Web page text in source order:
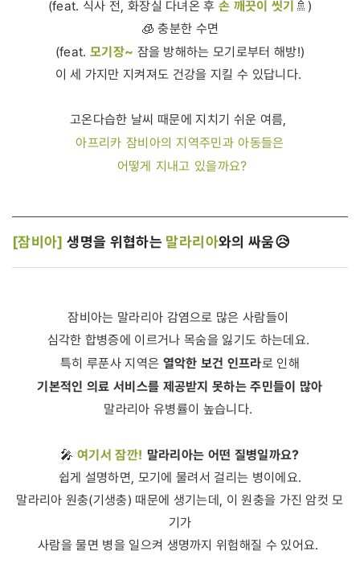
(feat. 식사 전, 화장실 다녀온 후손 깨끗이 씻기 🚿)
🧊 충분한 수면
(feat. 모기장~ 잠을 방해하는 모기로부터 해방!)
이 세 가지만 지켜져도 건강을 지킬 수 있답니다.
고온다습한 날씨 때문에 지치기 쉬운 여름,
아프리카 잠비아의 지역주민과 아동들은
어떻게 지내고 있을까요?
[잠비아] 생명을 위협하는 말라리아와의 싸움😥
잠비아는 말라리아 감염으로 많은 사람들이
심각한 합병증에 이르거나 목숨을 잃기도 하는데요.
특히 루푼사 지역은 열악한 보건 인프라로 인해
기본적인 의료 서비스를 제공받지 못하는 주민들이 많아
말라리아 유병률이 높습니다.
🎤여기서 잠깐! 말라리아는 어떤 질병일까요?
쉽게 설명하면, 모기에 물려서 걸리는 병이에요.
말라리아 원충(기생충) 때문에 생기는데, 이 원충을 가진 암컷 모
기가
사람을 물면 병을 일으켜 생명까지 위험해질 수 있어요.